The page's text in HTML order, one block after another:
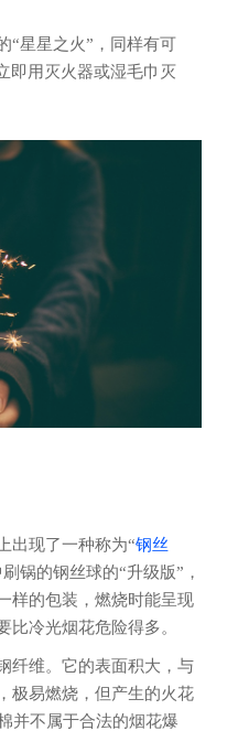
“星星之火”，同样有可
即用灭火器或湿毛巾灭
出现了一种称为“钢丝
锅的钢丝球的“升级版”，
样的包装，燃烧时能呈现
比冷光烟花危险得多。
纤维。它的表面积大，与
极易燃烧，但产生的火花
并不属于合法的烟花爆